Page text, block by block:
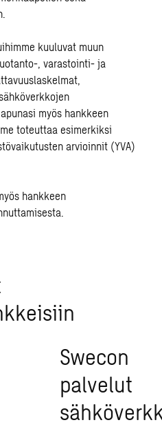
kuuluvat muun
, varastointi- ja
myös hankkeen
toteuttaa esimerkiksi
arvioinnit (YVA)
hankkeen
.
Swecon
palvelut